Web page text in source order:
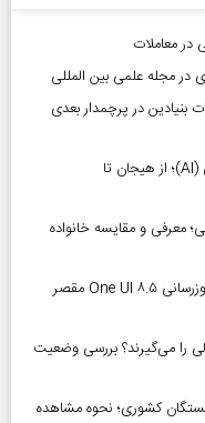
معاملات
در مجله علمی بین المللی
بنیادین در پرچمدار بعدی
رشد خیره‌کننده بازار توکن‌های هوش مصنوعی (AI)؛ از هیجان تا
معرفی و مقایسه خانواده
بحران باتری در گوشی‌های سامسونگ؛ آیا به‌روزرسانی One UI ۸.۵ مقصر
را می‌گیرند؟ بررسی وضعیت
تومانی بازنشستگان کشوری؛ نحوه مشاهده